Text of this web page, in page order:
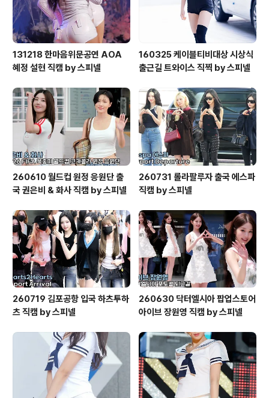
131218 한마음위문공연 AOA
혜정 설현 직캠 by 스피넬
160325 케이블티비대상 시상식
출근길 트와이스 직찍 by 스피넬
260610 월드컵 원정 응원단 출
국 권은비 & 화사 직캠 by 스피넬
260731 롤라팔루자 출국 에스파
직캠 by 스피넬
260719 김포공항 입국 하츠투하
츠 직캠 by 스피넬
260630 닥터엘시아 팝업스토어
아이브 장원영 직캠 by 스피넬